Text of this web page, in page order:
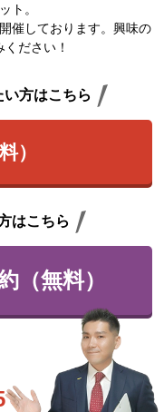
ト。
催しております。興味の
ださい！
方はこちら
）
はこちら
（無料）